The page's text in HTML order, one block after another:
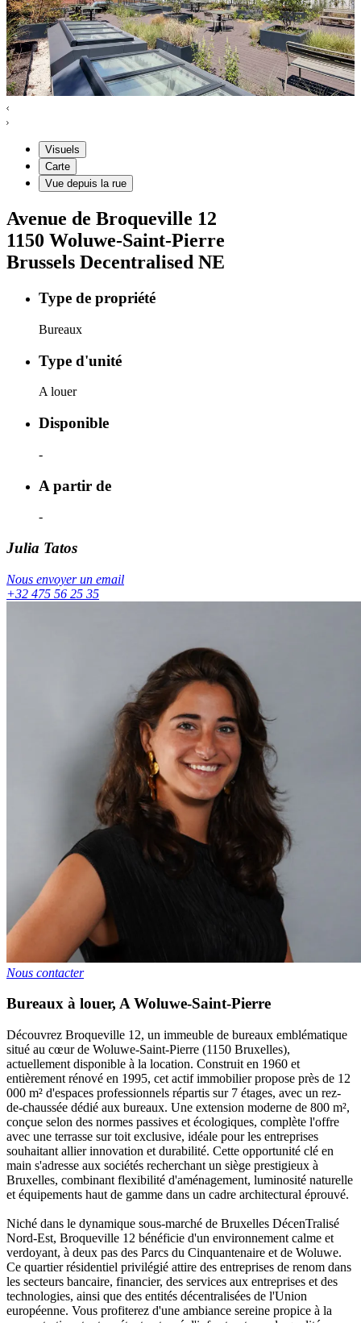
Visuels
Carte
Vue depuis la rue
Avenue de Broqueville 12
1150 Woluwe-Saint-Pierre
Brussels Decentralised NE
Type de propriété
Bureaux
Type d'unité
A louer
Disponible
-
A partir de
-
Julia Tatos
Nous envoyer un email
+32 475 56 25 35
Nous contacter
Bureaux à louer, A Woluwe-Saint-Pierre
Découvrez Broqueville 12, un immeuble de bureaux emblématique
situé au cœur de Woluwe-Saint-Pierre (1150 Bruxelles),
actuellement disponible à la location. Construit en 1960 et
entièrement rénové en 1995, cet actif immobilier propose près de 12
000 m² d'espaces professionnels répartis sur 7 étages, avec un rez-
de-chaussée dédié aux bureaux. Une extension moderne de 800 m²,
conçue selon des normes passives et écologiques, complète l'offre
avec une terrasse sur toit exclusive, idéale pour les entreprises
souhaitant allier innovation et durabilité. Cette opportunité clé en
main s'adresse aux sociétés recherchant un siège prestigieux à
Bruxelles, combinant flexibilité d'aménagement, luminosité naturelle
et équipements haut de gamme dans un cadre architectural éprouvé.
Niché dans le dynamique sous-marché de Bruxelles DécenTralisé
Nord-Est, Broqueville 12 bénéficie d'un environnement calme et
verdoyant, à deux pas des Parcs du Cinquantenaire et de Woluwe.
Ce quartier résidentiel privilégié attire des entreprises de renom dans
les secteurs bancaire, financier, des services aux entreprises et des
technologies, ainsi que des entités décentralisées de l'Union
européenne. Vous profiterez d'une ambiance sereine propice à la